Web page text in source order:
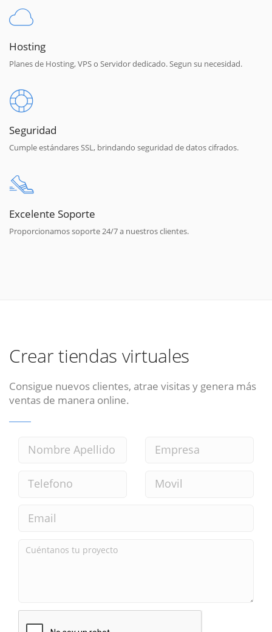
Hosting
Planes de Hosting, VPS o Servidor dedicado. Segun su necesidad.
Seguridad
Cumple estándares SSL, brindando seguridad de datos cifrados.
Excelente Soporte
Proporcionamos soporte 24/7 a nuestros clientes.
Crear tiendas virtuales
Consigue nuevos clientes, atrae visitas y genera más
ventas de manera online.